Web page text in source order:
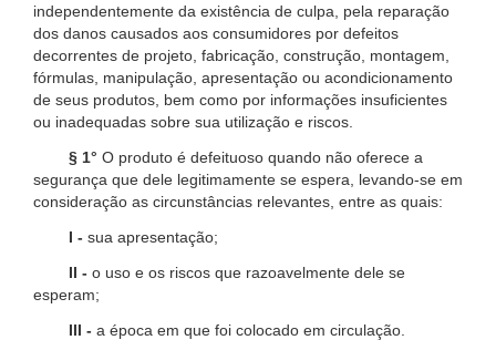
independentemente da existência de culpa, pela reparação
dos danos causados aos consumidores por defeitos
decorrentes de projeto, fabricação, construção, montagem,
fórmulas, manipulação, apresentação ou acondicionamento
de seus produtos, bem como por informações insuficientes
ou inadequadas sobre sua utilização e riscos.
§ 1° O produto é defeituoso quando não oferece a
segurança que dele legitimamente se espera, levando-se em
consideração as circunstâncias relevantes, entre as quais:
I - sua apresentação;
II - o uso e os riscos que razoavelmente dele se
esperam;
III - a época em que foi colocado em circulação.